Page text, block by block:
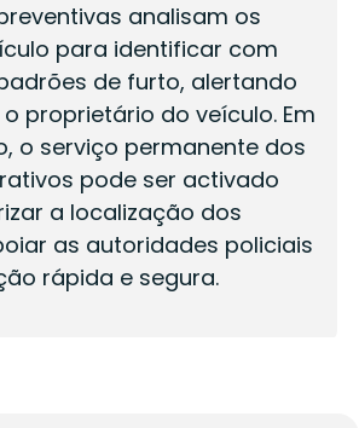
analisam os
para identificar com
de furto, alertando
proprietário do veículo. Em
o serviço permanente dos
pode ser activado
a localização dos
as autoridades policiais
rápida e segura.